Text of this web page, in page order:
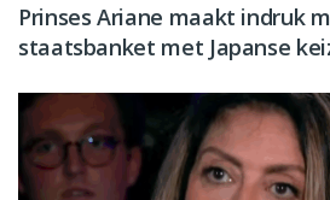
Prinses Ariane maakt indruk
staatsbanket met Japanse